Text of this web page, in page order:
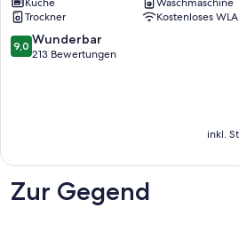
Sundbyerne
Küche
Waschmaschine
Trockner
Kostenloses
9.0
von
9,0 Wunderbar
213 Bewertungen
inkl.
Zur Gegend